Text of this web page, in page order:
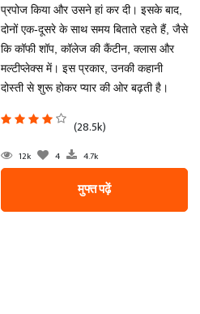
प्रपोज किया और उसने हां कर दी। इसके बाद,
दोनों एक-दूसरे के साथ समय बिताते रहते हैं, जैसे
कि कॉफी शॉप, कॉलेज की कैंटीन, क्लास और
मल्टीप्लेक्स में। इस प्रकार, उनकी कहानी
दोस्ती से शुरू होकर प्यार की ओर बढ़ती है।
(28.5k)
12k 4 4.7k
मुफ्त पढ़ें